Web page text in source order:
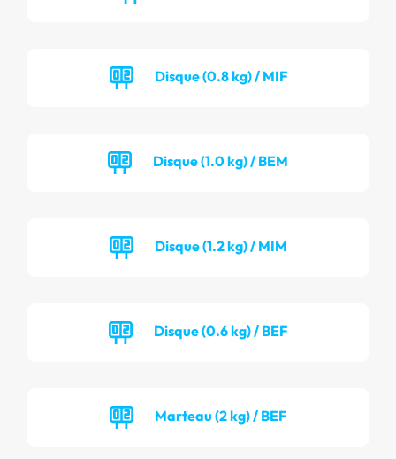
Disque (0.8 kg) / MIF
Disque (1.0 kg) / BEM
Disque (1.2 kg) / MIM
Disque (0.6 kg) / BEF
Marteau (2 kg) / BEF